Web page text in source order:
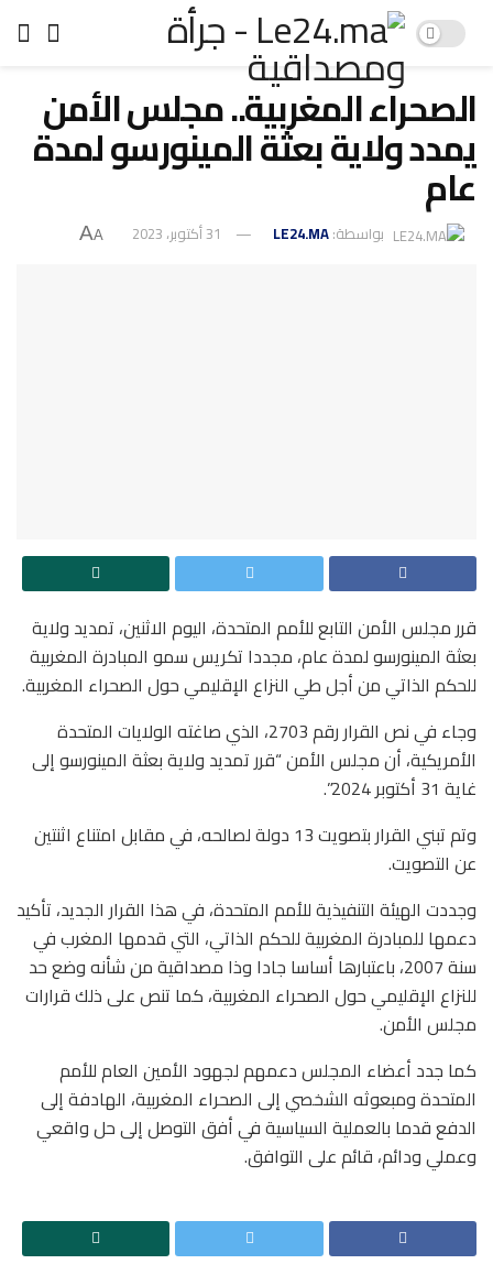
الصحراء المغربية.. مجلس الأمن
يمدد ولاية بعثة المينورسو لمدة
عام
بواسطة:LE24.MA 31 أكتوبر، 2023 A
A
قرر مجلس الأمن التابع للأمم المتحدة، اليوم الاثنين، تمديد ولاية
بعثة المينورسو لمدة عام، مجددا تكريس سمو المبادرة المغربية
للحكم الذاتي من أجل طي النزاع الإقليمي حول الصحراء المغربية.
وجاء في نص القرار رقم 2703، الذي صاغته الولايات المتحدة
الأمريكية، أن مجلس الأمن “قرر تمديد ولاية بعثة المينورسو إلى
غاية 31 أكتوبر 2024”.
وتم تبني القرار بتصويت 13 دولة لصالحه، في مقابل امتناع اثنتين
عن التصويت.
وجددت الهيئة التنفيذية للأمم المتحدة، في هذا القرار الجديد، تأكيد
دعمها للمبادرة المغربية للحكم الذاتي، التي قدمها المغرب في
سنة 2007، باعتبارها أساسا جادا وذا مصداقية من شأنه وضع حد
للنزاع الإقليمي حول الصحراء المغربية، كما تنص على ذلك قرارات
مجلس الأمن.
كما جدد أعضاء المجلس دعمهم لجهود الأمين العام للأمم
المتحدة ومبعوثه الشخصي إلى الصحراء المغربية، الهادفة إلى
الدفع قدما بالعملية السياسية في أفق التوصل إلى حل واقعي
وعملي ودائم، قائم على التوافق.